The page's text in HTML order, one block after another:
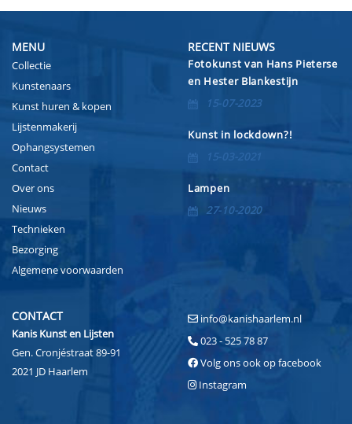
MENU
Collectie
Kunstenaars
Kunst huren & kopen
Lijstenmakerij
Ophangsystemen
Contact
Over ons
Nieuws
Technieken
Bezorging
Algemene voorwaarden
RECENT NIEUWS
Fotokunst van Hans Pieterse
en Hester Blankestijn
15-07-2023
Kunst in lockdown?!
15-03-2021
Lampen
27-10-2020
CONTACT
Kanis Kunst en Lijsten
Gen. Cronjéstraat 89-91
2021 JD Haarlem
info@kanishaarlem.nl
023 - 525 78 87
Volg ons ook op facebook
Instagram